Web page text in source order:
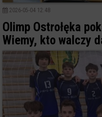
2026-05-04 12:48
Olimp Ostrołęka
Wiemy, kto walczy